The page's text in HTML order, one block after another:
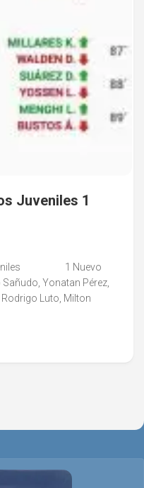
Juveniles 1
1 Nuevo
Yonatan Pérez,
Luto, Milton